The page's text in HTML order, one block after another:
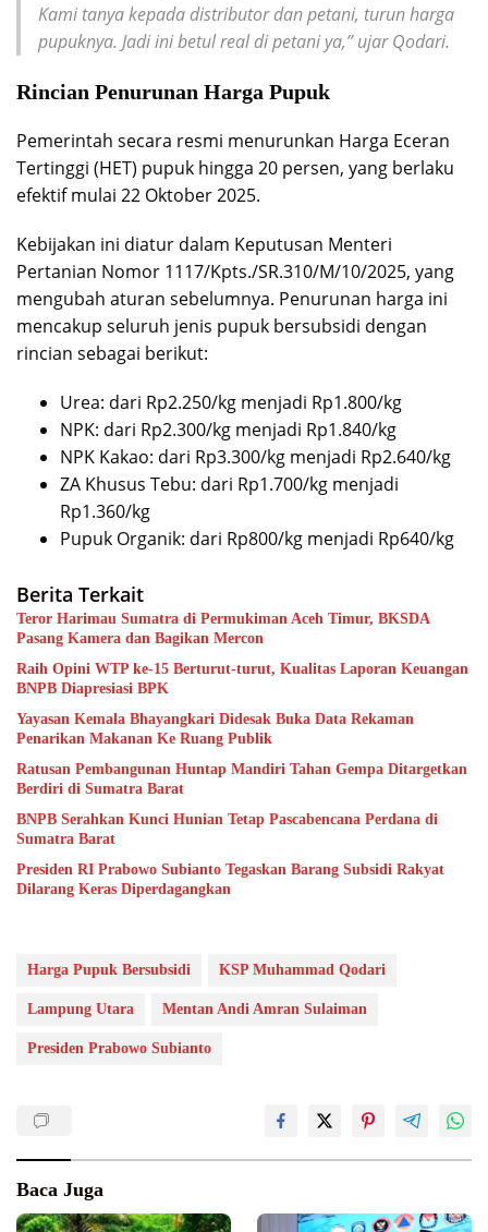
Kami tanya kepada distributor dan petani, turun harga
pupuknya. Jadi ini betul real di petani ya,” ujar Qodari.
Rincian Penurunan Harga Pupuk
Pemerintah secara resmi menurunkan Harga Eceran
Tertinggi (HET) pupuk hingga 20 persen, yang berlaku
efektif mulai 22 Oktober 2025.
Kebijakan ini diatur dalam Keputusan Menteri
Pertanian Nomor 1117/Kpts./SR.310/M/10/2025, yang
mengubah aturan sebelumnya. Penurunan harga ini
mencakup seluruh jenis pupuk bersubsidi dengan
rincian sebagai berikut:
Urea: dari Rp2.250/kg menjadi Rp1.800/kg
NPK: dari Rp2.300/kg menjadi Rp1.840/kg
NPK Kakao: dari Rp3.300/kg menjadi Rp2.640/kg
ZA Khusus Tebu: dari Rp1.700/kg menjadi
Rp1.360/kg
Pupuk Organik: dari Rp800/kg menjadi Rp640/kg
Berita Terkait
Teror Harimau Sumatra di Permukiman Aceh Timur, BKSDA
Pasang Kamera dan Bagikan Mercon
Raih Opini WTP ke-15 Berturut-turut, Kualitas Laporan Keuangan
BNPB Diapresiasi BPK
Yayasan Kemala Bhayangkari Didesak Buka Data Rekaman
Penarikan Makanan Ke Ruang Publik
Ratusan Pembangunan Huntap Mandiri Tahan Gempa Ditargetkan
Berdiri di Sumatra Barat
BNPB Serahkan Kunci Hunian Tetap Pascabencana Perdana di
Sumatra Barat
Presiden RI Prabowo Subianto Tegaskan Barang Subsidi Rakyat
Dilarang Keras Diperdagangkan
Harga Pupuk Bersubsidi KSP Muhammad Qodari
Lampung Utara Mentan Andi Amran Sulaiman
Presiden Prabowo Subianto
Baca Juga